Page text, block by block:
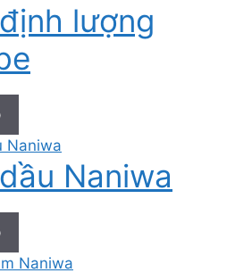
lượng
Naniwa